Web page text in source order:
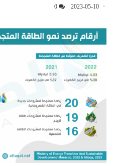
2023-05-10
0